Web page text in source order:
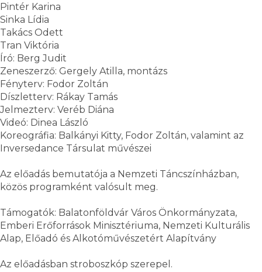
Pintér Karina
Sinka Lídia
Takács Odett
Tran Viktória
Író: Berg Judit
Zeneszerző: Gergely Atilla, montázs
Fényterv: Fodor Zoltán
Díszletterv: Rákay Tamás
Jelmezterv: Veréb Diána
Videó: Dinea László
Koreográfia: Balkányi Kitty, Fodor Zoltán, valamint az
Inversedance Társulat művészei
Az előadás bemutatója a Nemzeti Táncszínházban,
közös programként valósult meg.
Támogatók: Balatonföldvár Város Önkormányzata,
Emberi Erőforrások Minisztériuma, Nemzeti Kulturális
Alap, Előadó és Alkotóművészetért Alapítvány
Az előadásban stroboszkóp szerepel.